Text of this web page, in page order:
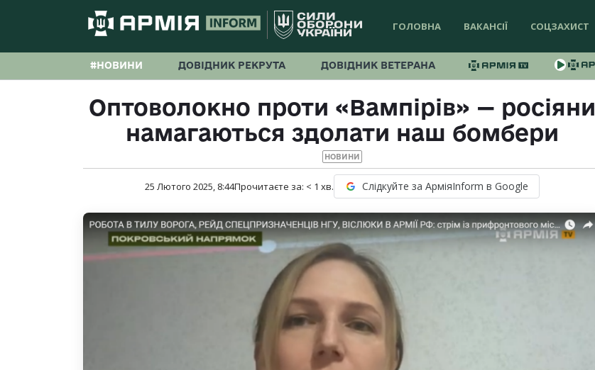
ГОЛОВНА ВАКАНСІЇ СОЦЗАХИСТ
#НОВИНИ ДОВІДНИК РЕКРУТА ДОВІДНИК ВЕТЕРАНА
Оптоволокно проти «Вампірів» — росіяни
намагаються здолати наш бомбери
НОВИНИ
25 Лютого 2025, 8:44Прочитаєте за: < 1 хв. Слідкуйте за АрміяInform в Google